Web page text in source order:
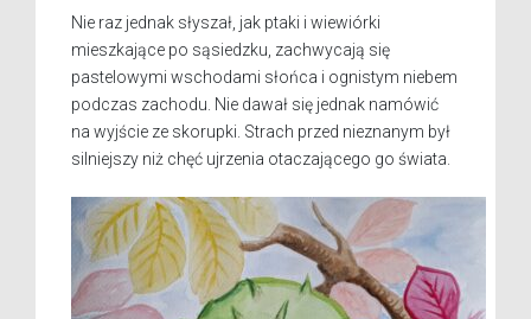
Nie raz jednak słyszał, jak ptaki i wiewiórki
mieszkające po sąsiedzku, zachwycają się
pastelowymi wschodami słońca i ognistym niebem
podczas zachodu. Nie dawał się jednak namówić
na wyjście ze skorupki. Strach przed nieznanym był
silniejszy niż chęć ujrzenia otaczającego go świata.